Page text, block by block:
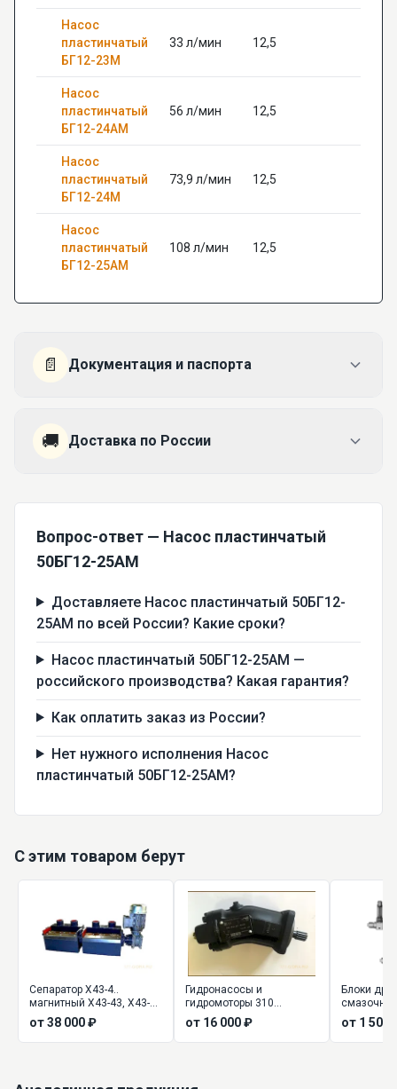
Насос
пластинчатый
БГ12-23М
33 л/мин 12,5
Насос
пластинчатый
БГ12-24АМ
56 л/мин 12,5
Насос
пластинчатый
БГ12-24М
73,9 л/мин 12,5
Насос
пластинчатый
БГ12-25АМ
108 л/мин 12,5
📄 Документация и паспорта
🚚 Доставка по России
Вопрос-ответ — Насос пластинчатый
50БГ12-25АМ
Доставляете Насос пластинчатый 50БГ12-
25АМ по всей России? Какие сроки?
Насос пластинчатый 50БГ12-25АМ —
российского производства? Какая гарантия?
Как оплатить заказ из России?
Нет нужного исполнения Насос
пластинчатый 50БГ12-25АМ?
С этим товаром берут
Сепаратор Х43-4..
магнитный Х43-43, Х43-
44, Х43-45
от 38 000 ₽
Гидронасосы и
гидромоторы 310
нерегулируемые
от 16 000 ₽
Блоки
от 1 500